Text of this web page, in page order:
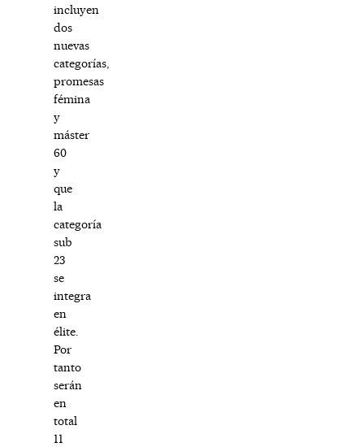
incluyen
dos
nuevas
categorías,
promesas
fémina
y
máster
60
y
que
la
categoría
sub
23
se
integra
en
élite.
Por
tanto
serán
en
total
11